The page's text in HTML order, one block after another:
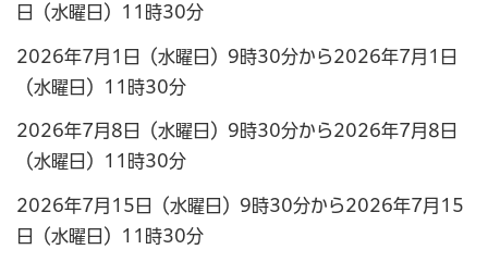
日（水曜日）11時30分
2026年7月1日（水曜日）9時30分から2026年7月1日
（水曜日）11時30分
2026年7月8日（水曜日）9時30分から2026年7月8日
（水曜日）11時30分
2026年7月15日（水曜日）9時30分から2026年7月15
日（水曜日）11時30分